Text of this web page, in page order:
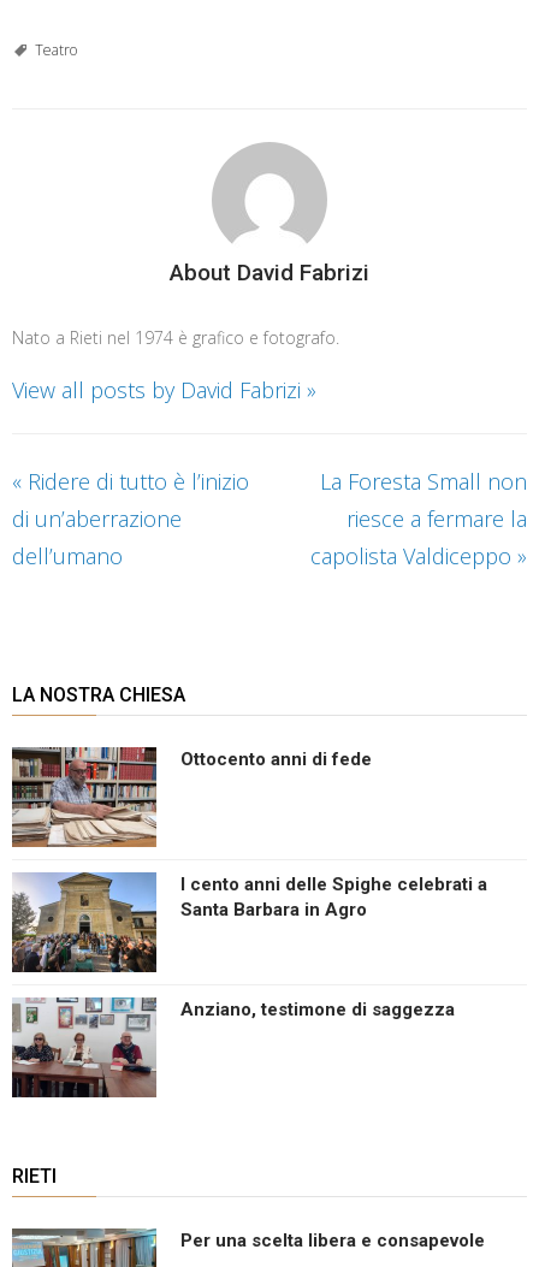
Teatro
About David Fabrizi
Nato a Rieti nel 1974 è grafico e fotografo.
View all posts by David Fabrizi »
« Ridere di tutto è l’inizio
di un’aberrazione
dell’umano
La Foresta Small non
riesce a fermare la
capolista Valdiceppo »
LA NOSTRA CHIESA
Ottocento anni di fede
I cento anni delle Spighe celebrati a
Santa Barbara in Agro
Anziano, testimone di saggezza
RIETI
Per una scelta libera e consapevole